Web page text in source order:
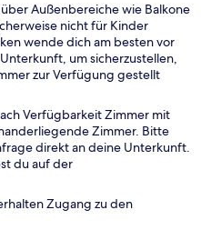
Außenbereiche wie Balkone
nicht für Kinder
wende dich am besten vor
um sicherzustellen,
zur Verfügung gestellt
Verfügbarkeit Zimmer mit
Zimmer. Bitte
direkt an deine Unterkunft.
du auf der
Zugang zu den